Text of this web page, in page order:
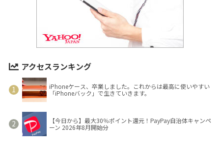
アクセスランキング
iPhoneケース、卒業しました。これからは最高に使いやすい
「iPhoneバック」で生きていきます。
【今日から】最大30％ポイント還元！PayPay自治体キャンペ
ーン 2026年8月開始分